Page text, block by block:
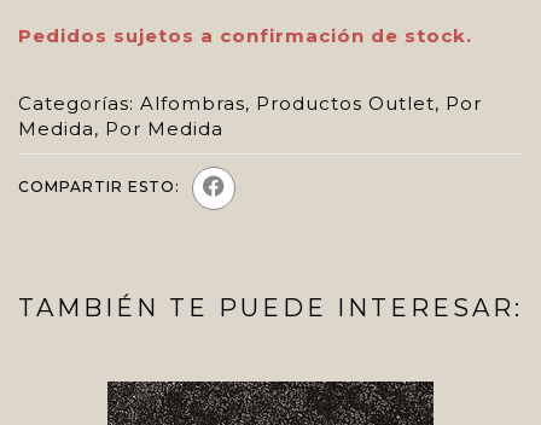
Pedidos sujetos a confirmación de stock.
Categorías: Alfombras, Productos Outlet, Por
Medida, Por Medida
COMPARTIR ESTO:
TAMBIÉN TE PUEDE INTERESAR: